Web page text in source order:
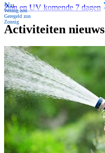
Nu
Weinig zon
Geregeld zon
Zonnig
Zon en UV komende 7 dagen
Activiteiten nieuws